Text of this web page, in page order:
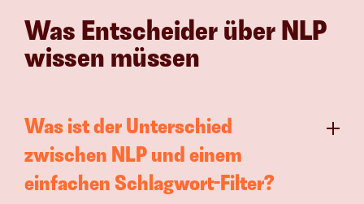
Was Entscheider über NLP
wissen müssen
Was ist der Unterschied
zwischen NLP und einem
einfachen Schlagwort-Filter?